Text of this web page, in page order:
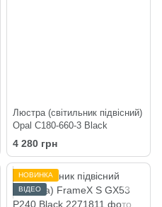
Люстра (світильник підвісний)
Opal C180-660-3 Black
4 280 грн
НОВИНКА
ВІДЕО